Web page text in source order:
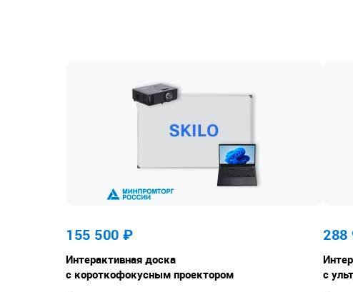
155 500 ₽
Интерактивная доска
с короткофокусным проектором
288
с